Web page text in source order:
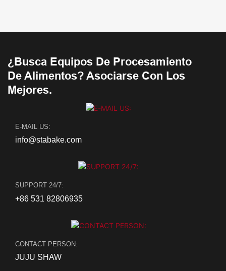
¿Busca Equipos De Procesamiento
De Alimentos? Asociarse Con Los
Mejores.
E-MAIL US:
info@stabake.com
SUPPORT 24/7:
+86 531 82806935
CONTACT PERSON:
JUJU SHAW